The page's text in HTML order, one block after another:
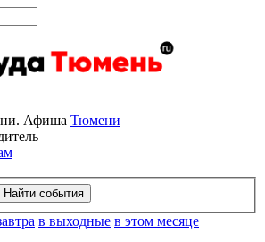
Афиша Тюмени
в выходные в этом месяце